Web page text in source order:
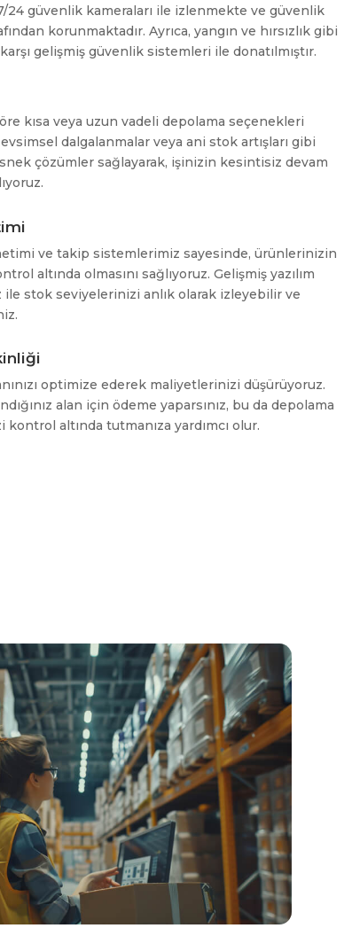
24 güvenlik kameraları ile izlenmekte ve güvenlik
korunmaktadır. Ayrıca, yangın ve hırsızlık gibi
gelişmiş güvenlik sistemleri ile donatılmıştır.
kısa veya uzun vadeli depolama seçenekleri
dalgalanmalar veya ani stok artışları gibi
çözümler sağlayarak, işinizin kesintisiz devam
ve takip sistemlerimiz sayesinde, ürünlerinizin
altında olmasını sağlıyoruz. Gelişmiş yazılım
stok seviyelerinizi anlık olarak izleyebilir ve
optimize ederek maliyetlerinizi düşürüyoruz.
alan için ödeme yaparsınız, bu da depolama
altında tutmanıza yardımcı olur.